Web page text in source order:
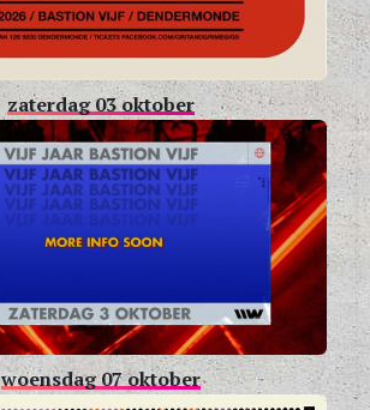
zaterdag 03 oktober
woensdag 07 oktober